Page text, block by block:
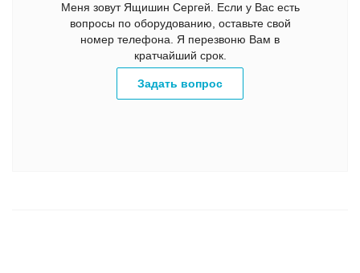
Меня зовут Ящишин Сергей. Если у Вас есть
вопросы по оборудованию, оставьте свой
номер телефона. Я перезвоню Вам в
кратчайший срок.
Задать вопрос